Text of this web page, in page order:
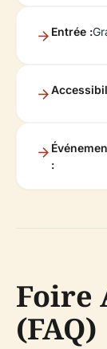
Entrée :
:
Foire
(FAQ)